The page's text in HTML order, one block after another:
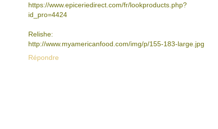
https://www.epiceriedirect.com/fr/lookproducts.php?
id_pro=4424
Relishe:
http://www.myamericanfood.com/img/p/155-183-large.jpg
Répondre